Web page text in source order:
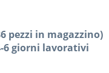
pezzi in magazzino)
6 giorni lavorativi